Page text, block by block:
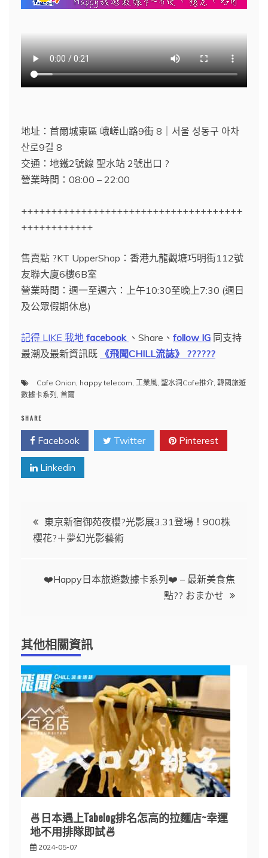
地址：首爾城東區 峨嵯山路9街 8｜서울 성동구 아차
산로9길 8
交通：地鐵2號線 聖水站 2號出口 ?
營業時間：08:00 – 22:00
+++++++++++++++++++++++++++++++++++++
++++++++++++
售賣點 ?️KT UpperShop：香港九龍觀塘巧明街112號
友聯大廈6樓6B室
營業時間：週一至週六：上午10:30至晚上7:30 (週日
及公眾假期休息)
記得 LIKE 我地 facebook 、Share、 follow IG 同支持
最潮及最新資訊既 《飛聞CHILL流誌》 ??????
Cafe Onion, happy telecom, 工業風, 聖水洞Cafe推介, 韓國旅遊
數據卡系列 , 首爾
SHARE
Facebook Twitter Pinterest
Linkedin
文
章
東京新宿御苑夜櫻?光影展3.31登場！900株
櫻花?＋夢幻光影藝術
❤️Happy日本旅遊數據卡系列❤️ – 最新美食焦
點?? おまかせ
其他相關資訊
🍜日本遇上Tabelog排名怎高的拉麵店~幸運
地不用排隊即試🍜
2024-05-07